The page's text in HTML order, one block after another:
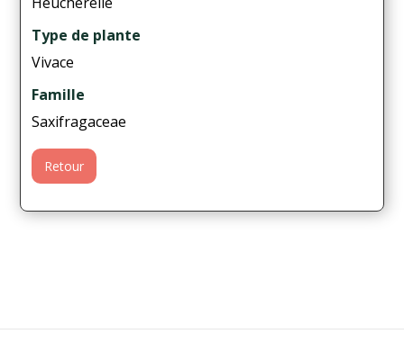
Type de plante
Vivace
Famille
Saxifragaceae
Retour